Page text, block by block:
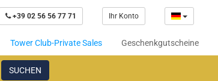
+39 02 56 56 77 71 Ihr Konto
Tower Club-Private Sales Geschenkgutscheine
SUCHEN